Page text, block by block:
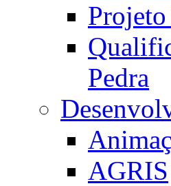
Pedra
AGRIS